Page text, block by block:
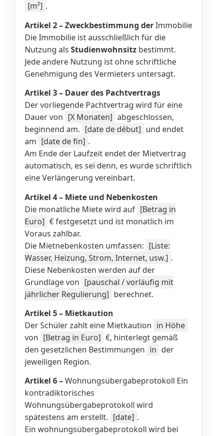
[m²] .
Artikel 2 – Zweckbestimmung derImmobilie
Die Immobilie ist ausschließlich für die
Nutzung als Studienwohnsitz bestimmt.
Jede andere Nutzung ist ohne schriftliche
Genehmigung des Vermieters untersagt.
Artikel 3 – Dauer des Pachtvertrags
Der vorliegende Pachtvertrag wird für eine
Dauer von [X Monaten] abgeschlossen,
beginnend am. [date de début] und endet
am [date de fin] .
Am Ende der Laufzeit endet der Mietvertrag
automatisch, es sei denn, es wurde schriftlich
eine Verlängerung vereinbart.
Artikel 4 – Miete und Nebenkosten
Die monatliche Miete wird auf [Betrag in
Euro] € festgesetzt und ist monatlich im
Voraus zahlbar.
Die Mietnebenkosten umfassen: [Liste:
Wasser, Heizung, Strom, Internet, usw.] .
Diese Nebenkosten werden auf der
Grundlage von [pauschal / vorläufig mit
jährlicher Regulierung] berechnet.
Artikel 5 – Mietkaution
Der Schüler zahlt eine Mietkaution in Höhe
von [Betrag in Euro] €, hinterlegt gemäß
den gesetzlichen Bestimmungen in der
jeweiligen Region.
Artikel 6 –Wohnungsübergabeprotokoll Ein
kontradiktorisches
Wohnungsübergabeprotokoll wird
spätestens am erstellt. [date] .
Ein wohnungsübergabeprotokoll wird bei